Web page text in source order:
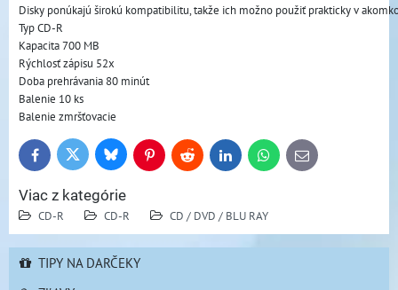
Disky ponúkajú širokú kompatibilitu, takže ich možno použiť prakticky v
Typ CD-R
Kapacita 700 MB
Rýchlosť zápisu 52x
Doba prehrávania 80 minút
Balenie 10 ks
Balenie zmršťovacie
FacebookTwitter BlueskyPinterestReddit LinkedInWhatsApp
E-
mail
Viac z kategórie
CD-R CD-R CD / DVD / BLU RAY
TIPY NA DARČEKY